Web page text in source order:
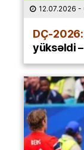
12.07.2026 -
DÇ-2026:
yüksəldi –